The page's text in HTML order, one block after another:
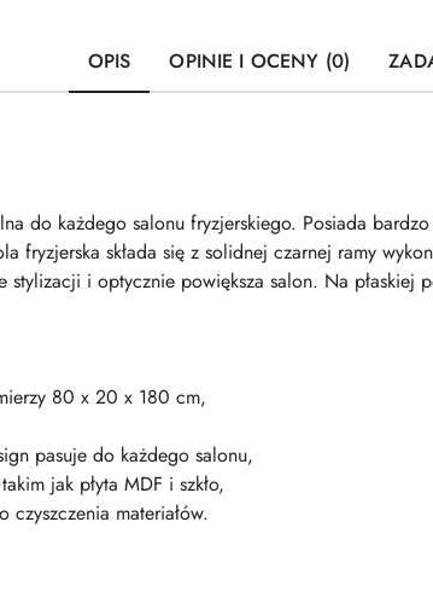
OPIS OPINIE I OCENY (0)
do każdego salonu fryzjerskiego. Posiada bardzo
fryzjerska składa się z solidnej czarnej ramy
stylizacji i optycznie powiększa salon. Na płaskiej
80 x 20 x 180 cm,
pasuje do każdego salonu,
jak płyta MDF i szkło,
materiałów.